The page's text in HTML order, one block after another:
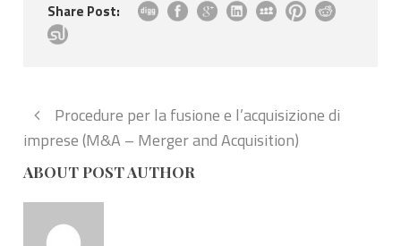
Share Post:
Procedure per la fusione e l’acquisizione di
imprese (M&A – Merger and Acquisition)
ABOUT POST AUTHOR